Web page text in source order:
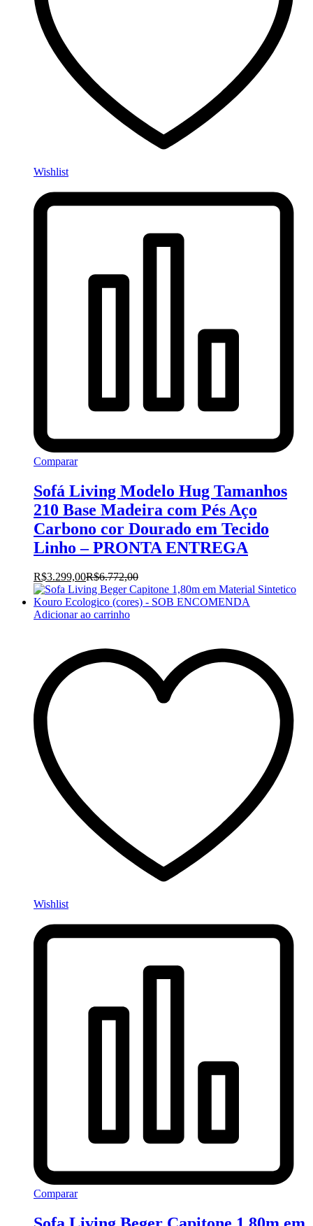
Wishlist
Comparar
Sofá Living Modelo Hug Tamanhos
210 Base Madeira com Pés Aço
Carbono cor Dourado em Tecido
Linho – PRONTA ENTREGA
R$3.299,00R$6.772,00
Adicionar ao carrinho
Wishlist
Comparar